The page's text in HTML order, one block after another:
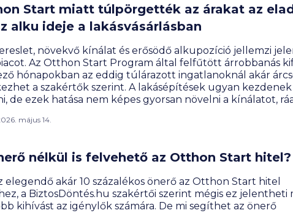
Start miatt túlpörgették az árakat az
alku ideje a lakásvásárlásban
növekvő kínálat és erősödő alkupozíció jellemzi
Az Otthon Start Program által felfűtött árrobbanás
hónapokban az eddig túlárazott ingatlanoknál akár
a szakértők szerint. A lakásépítések ugyan kezdenek
de ezek hatása nem képes gyorsan növelni a kínálatot,
május 14.
nélkül is felvehető az Otthon Start hitel?
elegendő akár 10 százalékos önerő az Otthon Start hitel
a BiztosDöntés.hu szakértői szerint mégis ez jelentheti
kihívást az igénylők számára. De mi segíthet az önerő